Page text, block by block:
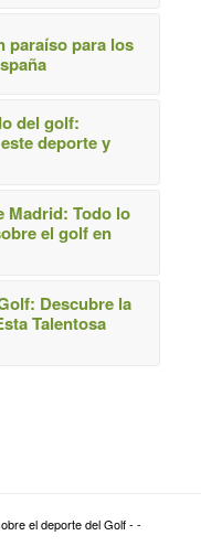
paraíso para los
del golf:
deporte y
Madrid: Todo lo
el golf en
Descubre la
Talentosa
el deporte del Golf - -